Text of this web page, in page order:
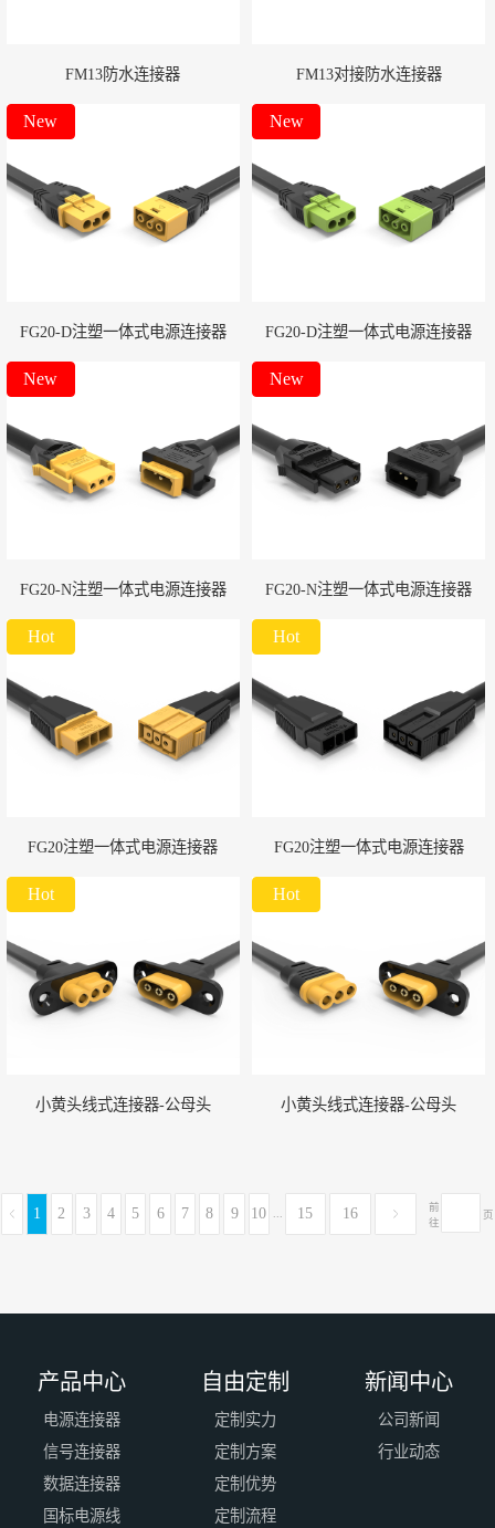
FM13防水连接器 FM13对接防水连接器
New
FG20-D注塑一体式电源连接器
New
FG20-D注塑一体式电源连接器
New
FG20-N注塑一体式电源连接器
New
FG20-N注塑一体式电源连接器
Hot
FG20注塑一体式电源连接器
Hot
FG20注塑一体式电源连接器
Hot
小黄头线式连接器-公母头
Hot
小黄头线式连接器-公母头
1 2 3 4 5 6 7 8 9 10 ... 15 16
前
往
页
产品中心
电源连接器
信号连接器
数据连接器
国标电源线
自由定制
定制实力
定制方案
定制优势
定制流程
新闻中心
公司新闻
行业动态